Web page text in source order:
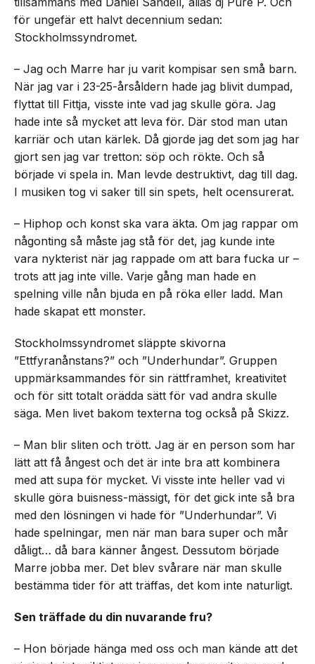
för ungefär ett halvt decennium sedan:
Stockholmssyndromet.
– Jag och Marre har ju varit kompisar sen små barn.
När jag var i 23-25-årsåldern hade jag blivit dumpad,
flyttat till Fittja, visste inte vad jag skulle göra. Jag
hade inte så mycket att leva för. Där stod man utan
karriär och utan kärlek. Då gjorde jag det som jag har
gjort sen jag var tretton: söp och rökte. Och så
började vi spela in. Man levde destruktivt, dag till dag.
I musiken tog vi saker till sin spets, helt ocensurerat.
– Hiphop och konst ska vara äkta. Om jag rappar om
någonting så måste jag stå för det, jag kunde inte
vara nykterist när jag rappade om att bara fucka ur –
trots att jag inte ville. Varje gång man hade en
spelning ville nån bjuda en på röka eller ladd. Man
hade skapat ett monster.
Stockholmssyndromet släppte skivorna
”Ettfyranånstans?” och ”Underhundar”. Gruppen
uppmärksammandes för sin rättframhet, kreativitet
och för sitt totalt orädda sätt för vad andra skulle
säga. Men livet bakom texterna tog också på Skizz.
– Man blir sliten och trött. Jag är en person som har
lätt att få ångest och det är inte bra att kombinera
med att supa för mycket. Vi visste inte heller vad vi
skulle göra buisness-mässigt, för det gick inte så bra
med den lösningen vi hade för ”Underhundar”. Vi
hade spelningar, men när man bara super och mår
dåligt… då bara känner ångest. Dessutom började
Marre jobba mer. Det blev svårare när man skulle
bestämma tider för att träffas, det kom inte naturligt.
Sen träffade du din nuvarande fru?
– Hon började hänga med oss och man kände att det